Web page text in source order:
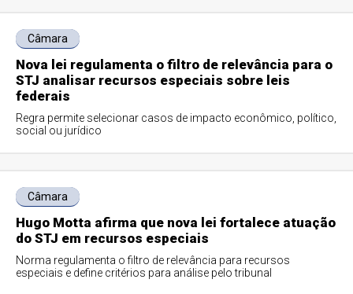
Câmara
Nova lei regulamenta o filtro de relevância para o
STJ analisar recursos especiais sobre leis
federais
Regra permite selecionar casos de impacto econômico, político,
social ou jurídico
Câmara
Hugo Motta afirma que nova lei fortalece atuação
do STJ em recursos especiais
Norma regulamenta o filtro de relevância para recursos
especiais e define critérios para análise pelo tribunal